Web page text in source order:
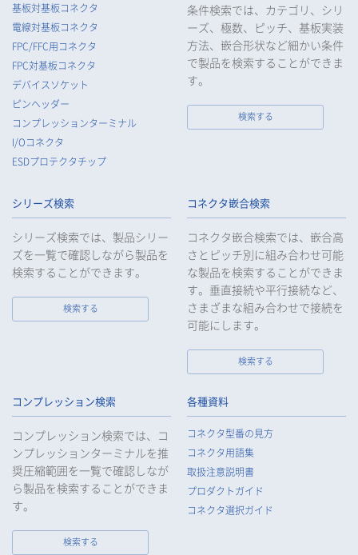
基板対基板コネクタ
電線対基板コネクタ
FPC/FFC用コネクタ
FPC対基板コネクタ
デバイスソケット
ピンヘッダー
コンプレッションターミナル
I/Oコネクタ
ESDプロテクタチップ
条件検索では、カテゴリ、シリ
ーズ、極数、ピッチ、基板実装
方法、嵌合形状など細かい条件
で製品を検索することができま
す。
検索する
シリーズ検索
シリーズ検索では、製品シリー
ズを一覧で確認しながら製品を
検索することができます。
検索する
コネクタ嵌合検索
コネクタ嵌合検索では、嵌合高
さとピッチ別に組み合わせ可能
な製品を検索することができま
す。垂直接続や平行接続など、
さまざまな組み合わせで接続を
可能にします。
検索する
コンプレッション検索
コンプレッション検索では、コ
ンプレッションターミナルを推
奨圧縮範囲を一覧で確認しなが
ら製品を検索することができま
す。
検索する
各種資料
コネクタ型番の見方
コネクタ用語集
取扱注意説明書
プロダクトガイド
コネクタ選択ガイド